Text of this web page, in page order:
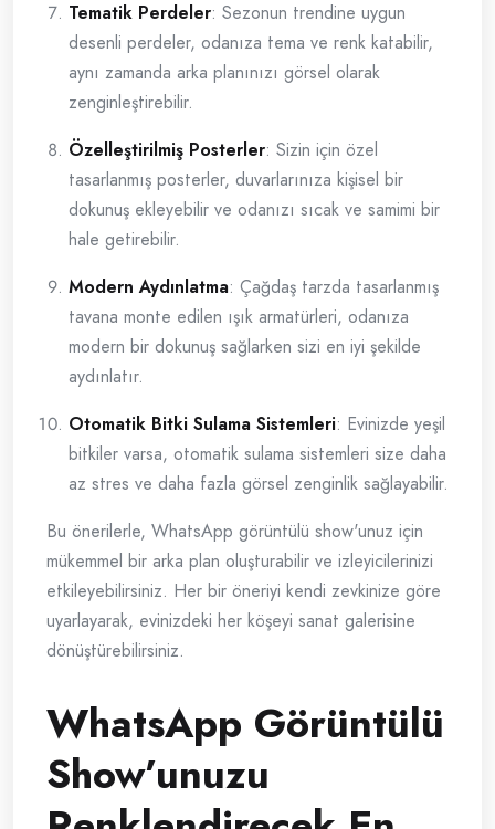
Tematik Perdeler: Sezonun trendine uygun
desenli perdeler, odanıza tema ve renk katabilir,
aynı zamanda arka planınızı görsel olarak
zenginleştirebilir.
Özelleştirilmiş Posterler: Sizin için özel
tasarlanmış posterler, duvarlarınıza kişisel bir
dokunuş ekleyebilir ve odanızı sıcak ve samimi bir
hale getirebilir.
Modern Aydınlatma: Çağdaş tarzda tasarlanmış
tavana monte edilen ışık armatürleri, odanıza
modern bir dokunuş sağlarken sizi en iyi şekilde
aydınlatır.
Otomatik Bitki Sulama Sistemleri: Evinizde yeşil
bitkiler varsa, otomatik sulama sistemleri size daha
az stres ve daha fazla görsel zenginlik sağlayabilir.
Bu önerilerle, WhatsApp görüntülü show'unuz için
mükemmel bir arka plan oluşturabilir ve izleyicilerinizi
etkileyebilirsiniz. Her bir öneriyi kendi zevkinize göre
uyarlayarak, evinizdeki her köşeyi sanat galerisine
dönüştürebilirsiniz.
WhatsApp Görüntülü
Show’unuzu